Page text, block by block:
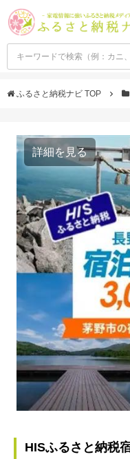
ふるさと納税ナビ TOP
詳細を見る
HISふるさと納税